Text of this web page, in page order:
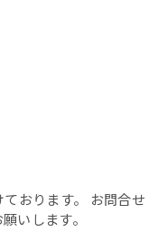
おります。 お問合せ
いします。